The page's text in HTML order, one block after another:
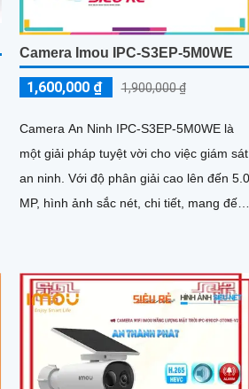
Camera Imou IPC-S3EP-5M0WE
1,600,000 ₫ 1,900,000 ₫
Camera An Ninh IPC-S3EP-5M0WE là
một giải pháp tuyệt vời cho việc giám sát
an ninh. Với độ phân giải cao lên đến 5.0
MP, hình ảnh sắc nét, chi tiết, mang đến